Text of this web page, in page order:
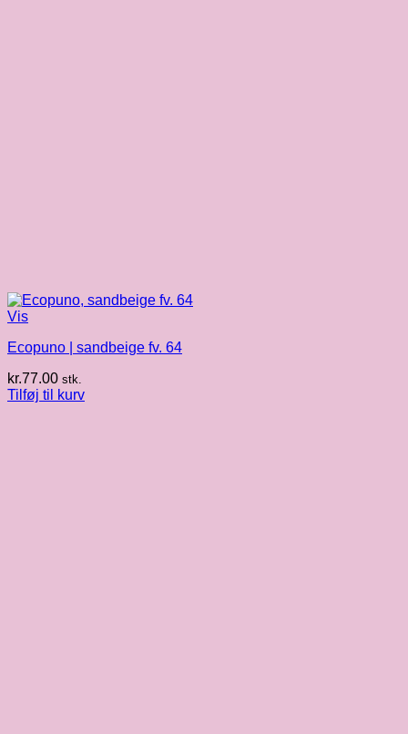
Vis
Ecopuno | sandbeige fv. 64
kr.77.00 stk.
Tilføj til kurv